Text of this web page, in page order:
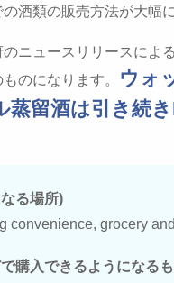
酒類の販売方法が大幅
ニュースリリースによ
のになります。
ウォ
蒸留酒は引き続
る場所)
convenience, grocery
購入できるようになる